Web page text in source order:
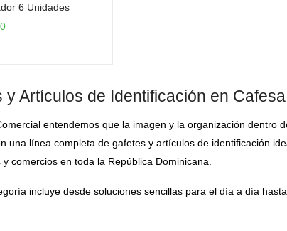
6 Unidades
y Artículos de Identificación en
entendemos que la imagen y la organización
una línea completa de gafetes y artículos de identificación
y comercios en toda la República Dominicana.
incluye desde soluciones sencillas para el día a día